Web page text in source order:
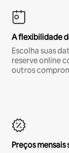
A flexibilidade
Escolha suas
reserve online
outros
Preços mensais